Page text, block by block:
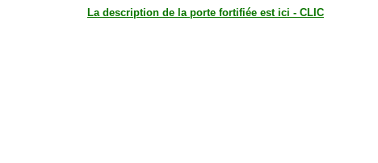
La description de la porte fortifiée est ici - CLIC